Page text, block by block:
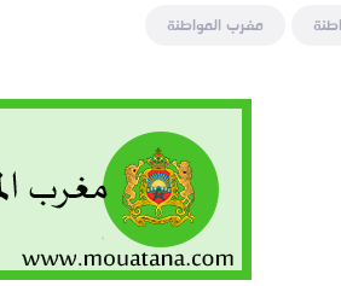
مغرب المواطنة